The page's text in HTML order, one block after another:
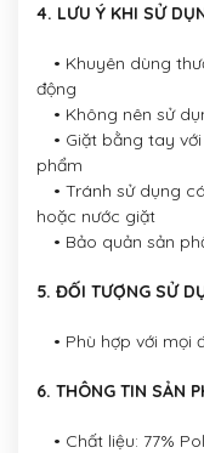
4. LƯU Ý KHI SỬ
• Khuyên dùng
động
• Không nên sử
• Giặt bằng tay
phẩm
• Tránh sử dụng
hoặc nước giặt
• Bảo quản sản
5. ĐỐI TƯỢNG SỬ
• Phù hợp với mọi
6. THÔNG TIN SẢN
• Chất liệu: 77%